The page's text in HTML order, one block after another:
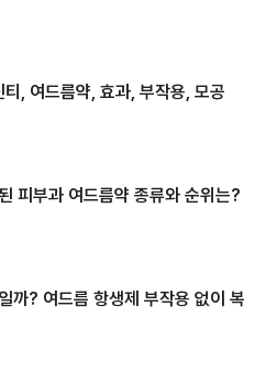
, 여드름약, 효과, 부작용, 모공
피부과 여드름약 종류와 순위는?
까? 여드름 항생제 부작용 없이 복